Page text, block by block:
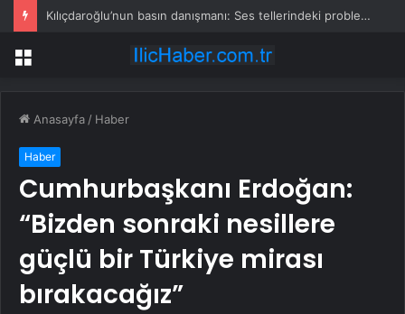
Kılıçdaroğlu’nun basın danışmanı: Ses tellerindeki problem nedeniyle basının karşısına çıkmıyor
Menü
Anasayfa / Haber
Haber
Cumhurbaşkanı Erdoğan:
“Bizden sonraki nesillere
güçlü bir Türkiye mirası
bırakacağız”